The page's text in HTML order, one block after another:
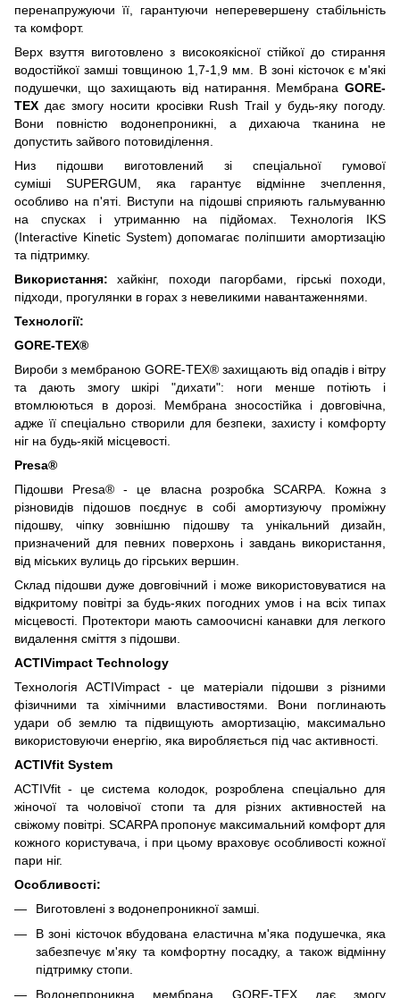
перенапружуючи її, гарантуючи неперевершену стабільність
та комфорт.
Верх взуття виготовлено з високоякісної стійкої до стирання
водостійкої замші товщиною 1,7-1,9 мм. В зоні кісточок є м'які
подушечки, що захищають від натирання. Мембрана GORE-
TEX дає змогу носити кросівки Rush Trail у будь-яку погоду.
Вони повністю водонепроникні, а дихаюча тканина не
допустить зайвого потовиділення.
Низ підошви виготовлений зі спеціальної гумової
суміші SUPERGUM, яка гарантує відмінне зчеплення,
особливо на п'яті. Виступи на підошві сприяють гальмуванню
на спусках і утриманню на підйомах. Технологія IKS
(Interactive Kinetic System) допомагає поліпшити амортизацію
та підтримку.
Використання:хайкінг, походи пагорбами, гірські походи,
підходи, прогулянки в горах з невеликими навантаженнями.
Технології:
GORE-TEX®
Вироби з мембраною GORE-TEX® захищають від опадів і вітру
та дають змогу шкірі "дихати": ноги менше потіють і
втомлюються в дорозі. Мембрана зносостійка і довговічна,
адже її спеціально створили для безпеки, захисту і комфорту
ніг на будь-якій місцевості.
Presa®
Підошви Presa® - це власна розробка SCARPA. Кожна з
різновидів підошов поєднує в собі амортизуючу проміжну
підошву, чіпку зовнішню підошву та унікальний дизайн,
призначений для певних поверхонь і завдань використання,
від міських вулиць до гірських вершин.
Склад підошви дуже довговічний і може використовуватися на
відкритому повітрі за будь-яких погодних умов і на всіх типах
місцевості. Протектори мають самоочисні канавки для легкого
видалення сміття з підошви.
ACTIVimpact Technology
Технологія ACTIVimpact - це матеріали підошви з різними
фізичними та хімічними властивостями. Вони поглинають
удари об землю та підвищують амортизацію, максимально
використовуючи енергію, яка виробляється під час активності.
ACTIVfit System
ACTIVfit - це система колодок, розроблена спеціально для
жіночої та чоловічої стопи та для різних активностей на
свіжому повітрі. SCARPA пропонує максимальний комфорт для
кожного користувача, і при цьому враховує особливості кожної
пари ніг.
Особливості:
Виготовлені з водонепроникної замші.
В зоні кісточок вбудована еластична м'яка подушечка, яка
забезпечує м'яку та комфортну посадку, а також відмінну
підтримку стопи.
Водонепроникна мембрана GORE-TEX дає змогу